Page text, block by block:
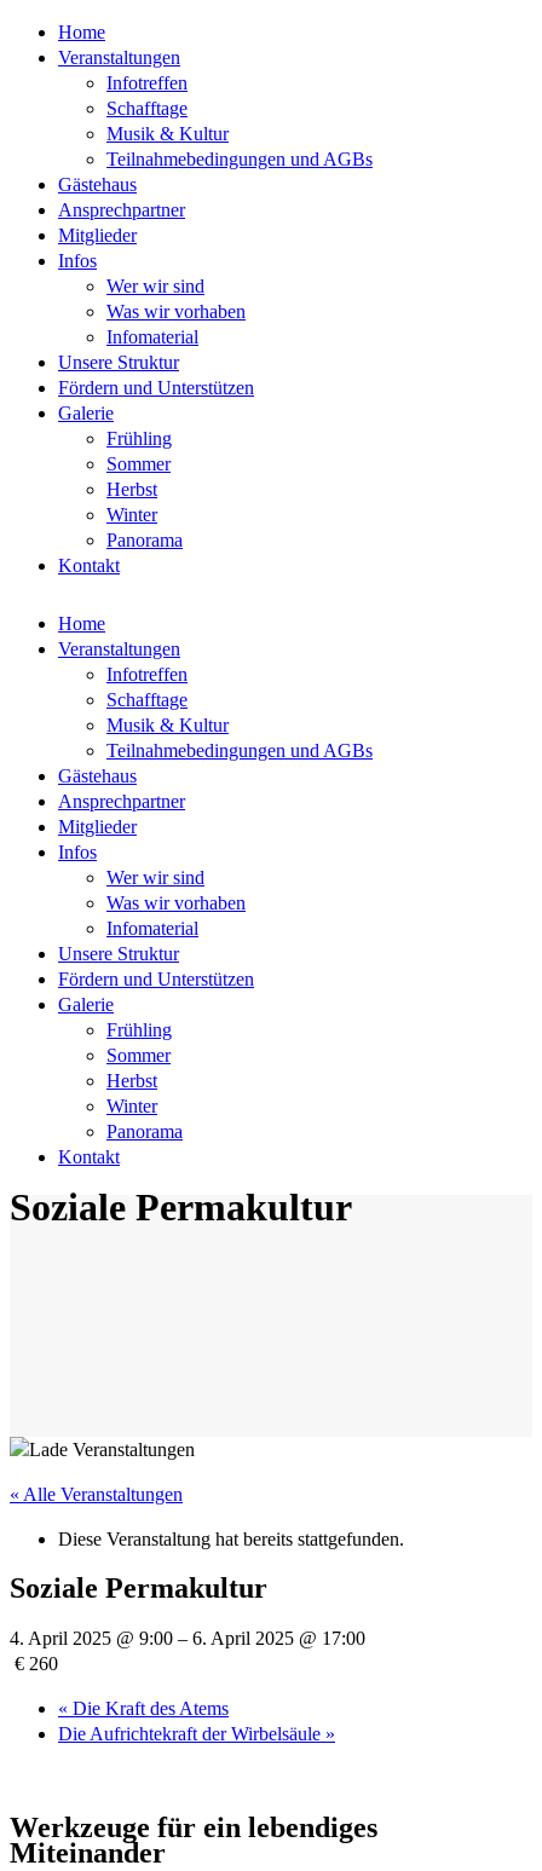
Home
Veranstaltungen
Infotreffen
Schafftage
Musik & Kultur
Teilnahmebedingungen und AGBs
Gästehaus
Ansprechpartner
Mitglieder
Infos
Wer wir sind
Was wir vorhaben
Infomaterial
Unsere Struktur
Fördern und Unterstützen
Galerie
Frühling
Sommer
Herbst
Winter
Panorama
Kontakt
Home
Veranstaltungen
Infotreffen
Schafftage
Musik & Kultur
Teilnahmebedingungen und AGBs
Gästehaus
Ansprechpartner
Mitglieder
Infos
Wer wir sind
Was wir vorhaben
Infomaterial
Unsere Struktur
Fördern und Unterstützen
Galerie
Frühling
Sommer
Herbst
Winter
Panorama
Kontakt
Soziale Permakultur
« Alle Veranstaltungen
Diese Veranstaltung hat bereits stattgefunden.
Soziale Permakultur
4. April 2025 @ 9:00 – 6. April 2025 @ 17:00
€ 260
« Die Kraft des Atems
Die Aufrichtekraft der Wirbelsäule »
Werkzeuge für ein lebendiges
Miteinander